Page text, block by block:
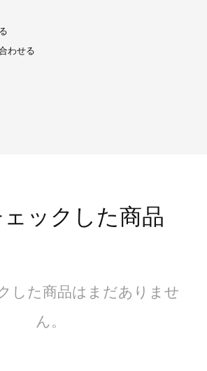
わせる
ックした商品
した商品はまだありませ
ん。